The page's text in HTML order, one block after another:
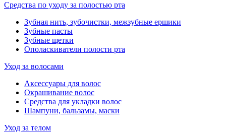
Средства по уходу за полостью рта
Зубная нить, зубочистки, межзубные ершики
Зубные пасты
Зубные щетки
Ополаскиватели полости рта
Уход за волосами
Аксессуары для волос
Окрашивание волос
Средства для укладки волос
Шампуни, бальзамы, маски
Уход за телом